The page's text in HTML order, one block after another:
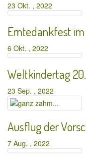
23 Okt. , 2022
Erntedankfest
6 Okt. , 2022
Weltkindertag
23 Sep. , 2022
Ausflug der
7 Aug. , 2022